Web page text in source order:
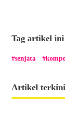
Tag artikel ini
senjata
Artikel terkini